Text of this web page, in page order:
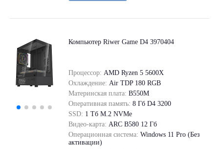
Компьютер Riwer Game D4 3970404
Процессор: AMD Ryzen 5 5600X
Охлаждение: Air TDP 180 RGB
Материнская плата: B550M
Оперативная память: 8 Гб D4 3200
SSD: 1 Tб M.2 NVMe
Видео-карта: ARC B580 12 Гб
Операционная система: Windows 11 Pro (Без
активации)